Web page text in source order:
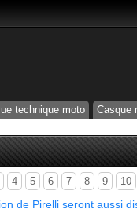
technique moto Casque
4 5 6 7 8 9 10
de Pirelli seront aussi